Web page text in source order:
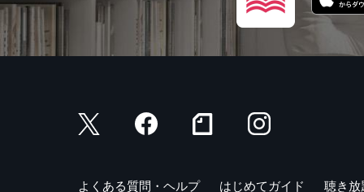
よくある質問・ヘルプ はじめてガイド 聴き放